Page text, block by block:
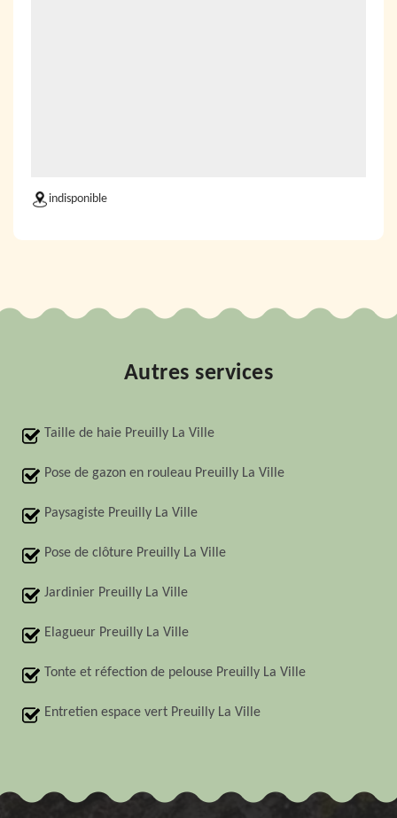
indisponible
Autres services
Taille de haie Preuilly La Ville
Pose de gazon en rouleau Preuilly La Ville
Paysagiste Preuilly La Ville
Pose de clôture Preuilly La Ville
Jardinier Preuilly La Ville
Elagueur Preuilly La Ville
Tonte et réfection de pelouse Preuilly La Ville
Entretien espace vert Preuilly La Ville